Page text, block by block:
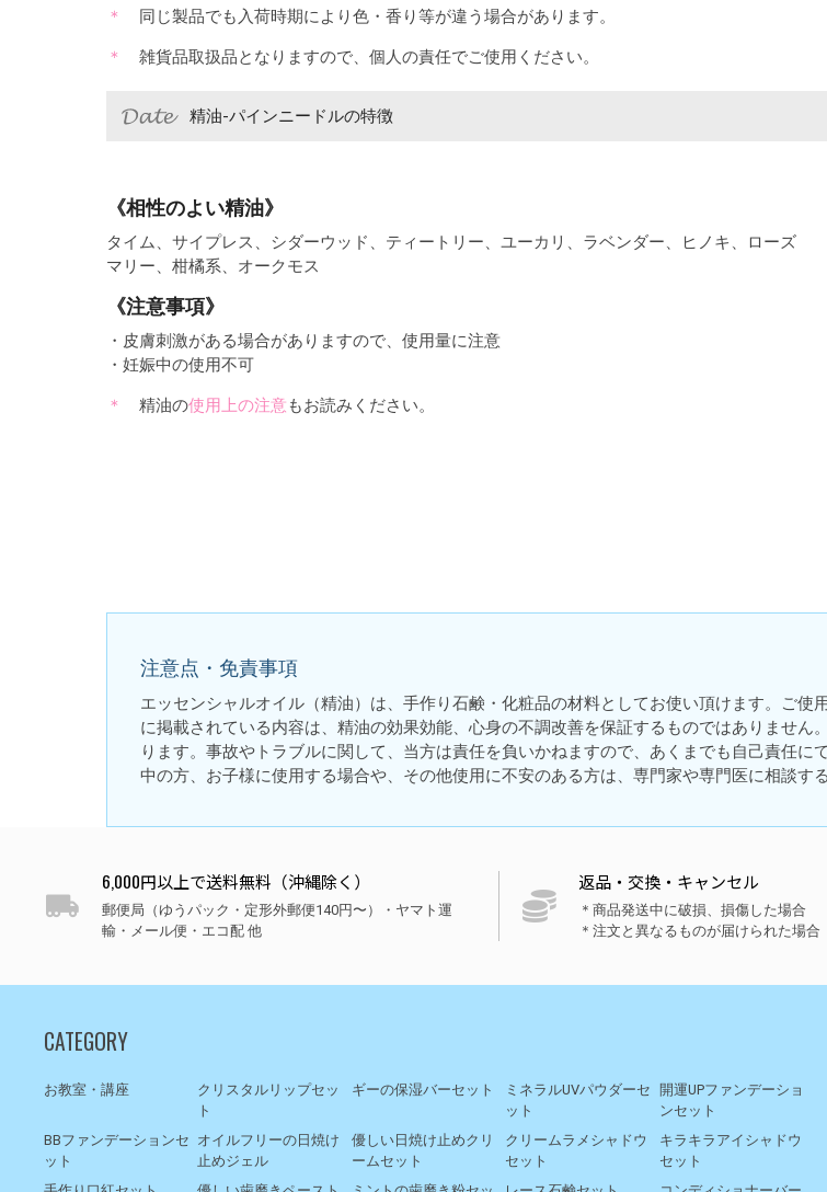
同じ製品でも入荷時期により色・香り等が違う場合があります。
雑貨品取扱品となりますので、個人の責任でご使用ください。
精油-パインニードルの特徴
《相性のよい精油》
タイム、サイプレス、シダーウッド、ティートリー、ユーカリ、ラベンダー、ヒノキ、ローズ
マリー、柑橘系、オークモス
《注意事項》
・皮膚刺激がある場合がありますので、使用量に注意
・妊娠中の使用不可
精油の使用上の注意 もお読みください。
注意点・免責事項
エッセンシャルオイル（精油）は、手作り石鹸・化粧品の材料としてお使い頂けます。ご使
に掲載されている内容は、精油の効果効能、心身の不調改善を保証するものではありませ
ります。事故やトラブルに関して、当方は責任を負いかねますので、あくまでも自己責任
中の方、お子様に使用する場合や、その他使用に不安のある方は、専門家や専門医に相談す
6,000円以上で送料無料（沖縄除く）
郵便局（ゆうパック・定形外郵便140円〜）・ヤマト運
輸・メール便・エコ配 他
返品・交換・キャンセル
＊商品発送中に破損、損傷した場合
＊注文と異なるものが届けられた場合
CATEGORY
お教室・講座
クリスタルリップセッ
ト
ギーの保湿バーセット
ミネラルUVパウダーセ
ット
開運UPファンデーショ
ンセット
BBファンデーションセ
ット
オイルフリーの日焼け
止めジェル
優しい日焼け止めクリ
ームセット
クリームラメシャドウ
セット
キラキラアイシャドウ
セット